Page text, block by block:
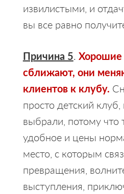
извилистыми, и
вы все равно
Причина 5. Хорошие
сближают, они
клиентов к клубу.
просто детский
выбрали, потому что
удобное и цены
место, с которым
превращения,
выступления,